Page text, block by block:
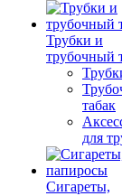
Трубки и
трубочный
табак
для
Сигареты,